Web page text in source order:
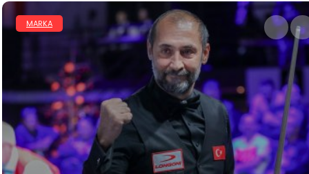
MARKA